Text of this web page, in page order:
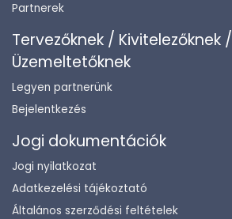
Partnerek
Tervezőknek / Kivitelezőknek /
Üzemeltetőknek
Legyen partnerünk
Bejelentkezés
Jogi dokumentációk
Jogi nyilatkozat
Adatkezelési tájékoztató
Általános szerződési feltételek